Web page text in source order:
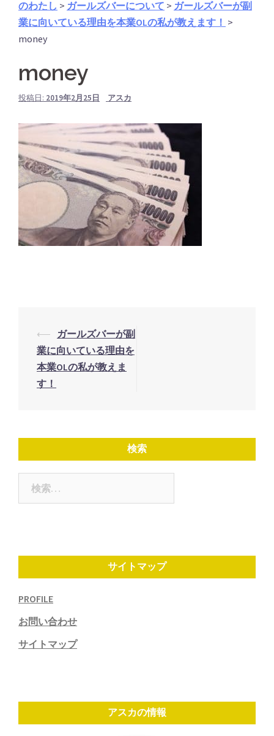
のわたし > ガールズバーについて > ガールズバーが副
業に向いている理由を本業OLの私が教えます！ >
money
money
投稿日: 2019年2月25日 アスカ
投
稿
ナ
ビ
シ
ョ
ン
⟵ ガールズバーが副
業に向いている理由を
本業OLの私が教えま
す！
検索
サイトマップ
PROFILE
お問い合わせ
サイトマップ
アスカの情報